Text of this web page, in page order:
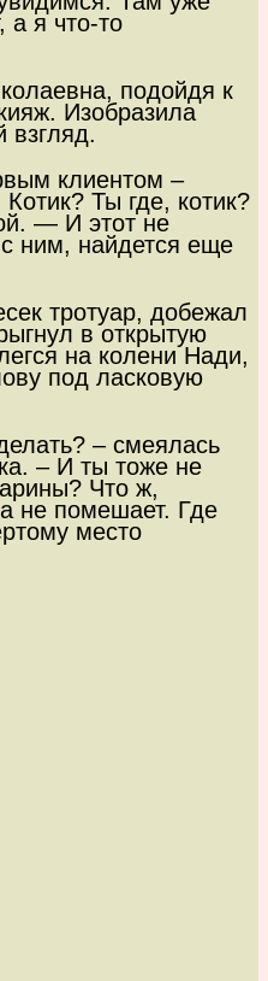
а я что-то
подойдя к
Изобразила
взгляд.
клиентом –
Ты где, котик?
— И этот не
ним, найдется еще
тротуар, добежал
в открытую
на колени Нади,
под ласковую
– смеялась
– И ты тоже не
Что ж,
не помешает. Где
место